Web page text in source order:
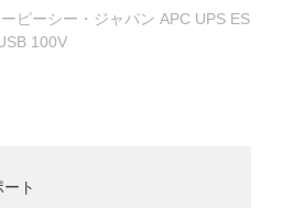
ピーシー・ジャパン APC UPS ES
100V
ト